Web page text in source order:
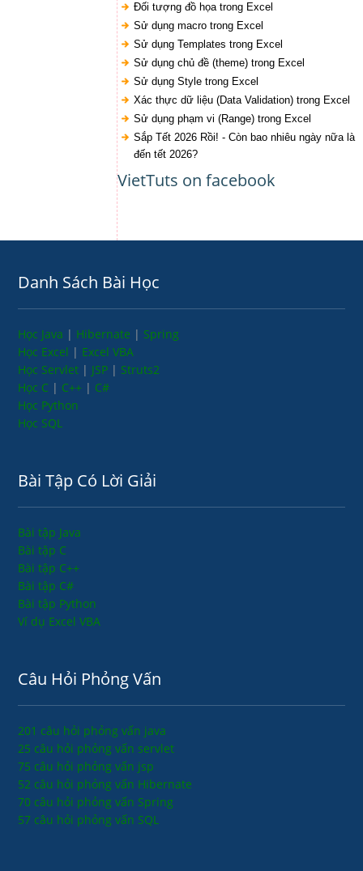
Đối tượng đồ họa trong Excel
Sử dụng macro trong Excel
Sử dụng Templates trong Excel
Sử dụng chủ đề (theme) trong Excel
Sử dụng Style trong Excel
Xác thực dữ liệu (Data Validation) trong Excel
Sử dụng phạm vi (Range) trong Excel
Sắp Tết 2026 Rồi! - Còn bao nhiêu ngày nữa là
đến tết 2026?
VietTuts on facebook
Danh Sách Bài Học
Học Java | Hibernate | Spring
Học Excel | Excel VBA
Học Servlet | JSP | Struts2
Học C | C++ | C#
Học Python
Học SQL
Bài Tập Có Lời Giải
Bài tập Java
Bài tập C
Bài tập C++
Bài tập C#
Bài tập Python
Ví dụ Excel VBA
Câu Hỏi Phỏng Vấn
201 câu hỏi phỏng vấn java
25 câu hỏi phỏng vấn servlet
75 câu hỏi phỏng vấn jsp
52 câu hỏi phỏng vấn Hibernate
70 câu hỏi phỏng vấn Spring
57 câu hỏi phỏng vấn SQL